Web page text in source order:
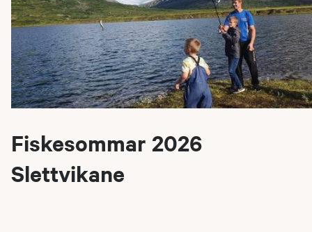
Fiskesommar 2026
Slettvikane